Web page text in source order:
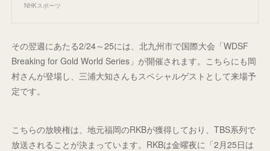
NHKスポーツ
その翌週にあたる2/24～25には、北九州市で国際大会「WDSF
Breaking for Gold World Series」が開催されます。こちらにも岡
村さんが登場し、三浦大知さんもスペシャルゲストとして来場予
定です。
こちらの放映権は、地元福岡のRKBが獲得しており、TBS系列で
放送されることが決まっています。RKBは金曜夜に「2月25日は